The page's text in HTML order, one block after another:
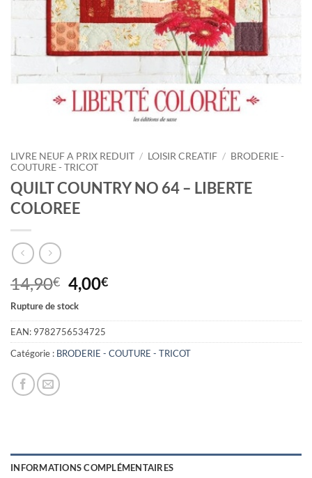
LIVRE NEUF A PRIX REDUIT / LOISIR CREATIF / BRODERIE -
COUTURE - TRICOT
QUILT COUNTRY NO 64 – LIBERTE
COLOREE
14,90€ Le
prix
initial
était :
14,90€.
4,00€Le
actuel
4,00€.
Rupture de stock
EAN: 9782756534725
Catégorie : BRODERIE - COUTURE - TRICOT
INFORMATIONS COMPLÉMENTAIRES